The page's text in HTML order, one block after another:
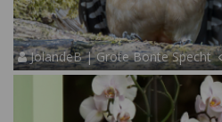
JolandeB | Grote Bonte Specht